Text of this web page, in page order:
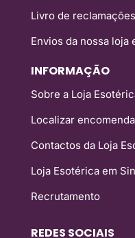
Livro de reclamações
Envios da nossa loja
INFORMAÇÃO
Sobre a Loja
Localizar encomenda
Contactos da Loja
Loja Esotérica em
Recrutamento
REDES SOCIAIS